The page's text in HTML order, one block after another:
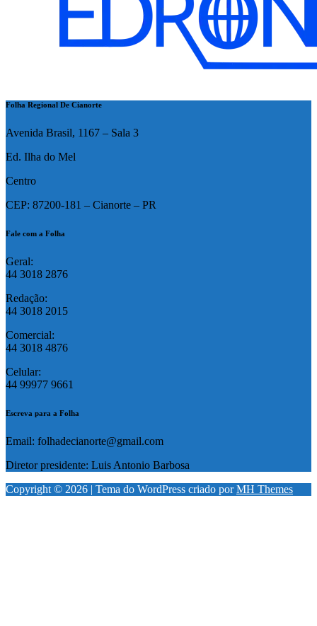
Folha Regional De Cianorte
Avenida Brasil, 1167 – Sala 3
Ed. Ilha do Mel
Centro
CEP: 87200-181 – Cianorte – PR
Fale com a Folha
Geral:
44 3018 2876
Redação:
44 3018 2015
Comercial:
44 3018 4876
Celular:
44 99977 9661
Escreva para a Folha
Email: folhadecianorte@gmail.com
Diretor presidente: Luis Antonio Barbosa
Copyright © 2026 | Tema do WordPress criado porMH Themes